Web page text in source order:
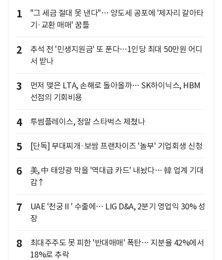
1
"그 세금 절대 못 낸다"… 양도세 공포에 '제자리 갈아타
기·교환 매매' 꿈틀
2
추석 전 '민생지원금' 또 푼다…1인당 최대 50만원 어디
서 받나
3
먼저 맺은 LTA, 손해로 돌아올까… SK하이닉스, HBM
선점의 기회비용
4 투썸플레이스, 정말 스타벅스 제쳤나
5 [단독] 부대찌개·보쌈 프랜차이즈 '놀부' 기업회생 신청
6
美, 中 태양광 막을 '역대급 카드' 내놨다… 韓 업계 기대
감↑
7
UAE '천궁Ⅱ' 수출에… LIG D&A, 2분기 영업익 30% 성
장
8
최대주주도 못 피한 '반대매매' 폭탄… 지분율 42%에서
18%로 추락